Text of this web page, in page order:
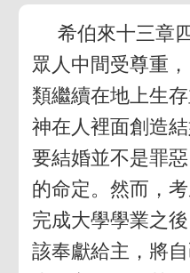
希伯來十三章
眾人中間受尊重
類繼續在地上生
神在人裡面創造
要結婚並不是罪
的命定。然而，
完成大學學業之
該奉獻給主，將